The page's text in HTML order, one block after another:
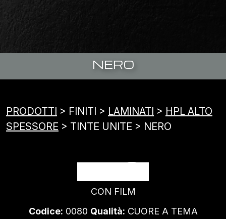
NERO
PRODOTTI > FINITI > LAMINATI > HPL ALTO
SPESSORE > TINTE UNITE > NERO
NERO
CON FILM
Codice: 0080 Qualità: CUORE A TEMA